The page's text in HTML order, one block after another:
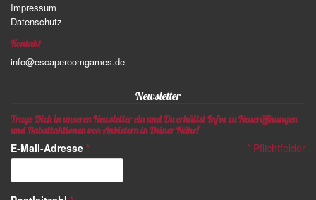
Impressum
Datenschutz
Kontakt
info@escaperoomgames.de
Newsletter
Trage Dich in unseren Newsletter ein und Du erhältst Infos zu Neueröffnungen
und Rabattaktionen von Anbietern in Deiner Nähe!
* Pflichtfelder
E-Mail-Adresse *